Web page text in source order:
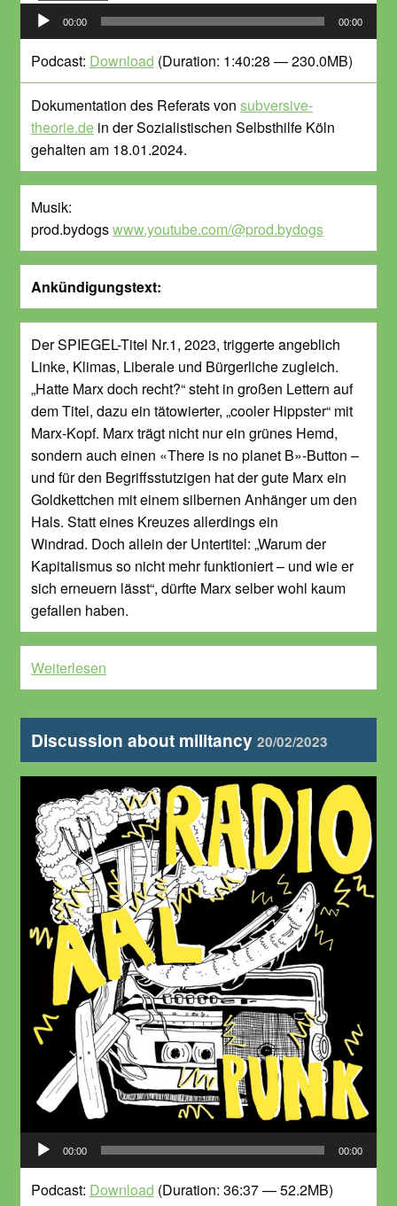
Audio-
Player
00:00 00:00
Podcast: Download (Duration: 1:40:28 — 230.0MB)
Dokumentation des Referats von subversive-
theorie.de in der Sozialistischen Selbsthilfe Köln
gehalten am 18.01.2024.
Musik:
prod.bydogswww.youtube.com/@prod.bydogs
Ankündigungstext:
Der SPIEGEL-Titel Nr.1, 2023, triggerte angeblich
Linke, Klimas, Liberale und Bürgerliche zugleich.
„Hatte Marx doch recht?“ steht in großen Lettern auf
dem Titel, dazu ein tätowierter, „cooler Hippster“ mit
Marx-Kopf. Marx trägt nicht nur ein grünes Hemd,
sondern auch einen «There is no planet B»-Button –
und für den Begriffsstutzigen hat der gute Marx ein
Goldkettchen mit einem silbernen Anhänger um den
Hals. Statt eines Kreuzes allerdings ein
Windrad. Doch allein der Untertitel: „Warum der
Kapitalismus so nicht mehr funktioniert – und wie er
sich erneuern lässt“, dürfte Marx selber wohl kaum
gefallen haben.
Weiterlesen
Discussion about militancy 20/02/2023
Audio-
Player
00:00 00:00
Podcast: Download (Duration: 36:37 — 52.2MB)